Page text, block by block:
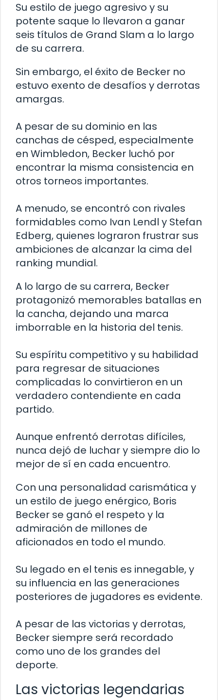
Su estilo de juego agresivo y su
potente saque lo llevaron a ganar
seis títulos de Grand Slam a lo largo
de su carrera.
Sin embargo, el éxito de Becker no
estuvo exento de desafíos y derrotas
amargas.
A pesar de su dominio en las
canchas de césped, especialmente
en Wimbledon, Becker luchó por
encontrar la misma consistencia en
otros torneos importantes.
A menudo, se encontró con rivales
formidables como Ivan Lendl y Stefan
Edberg, quienes lograron frustrar sus
ambiciones de alcanzar la cima del
ranking mundial.
A lo largo de su carrera, Becker
protagonizó memorables batallas en
la cancha, dejando una marca
imborrable en la historia del tenis.
Su espíritu competitivo y su habilidad
para regresar de situaciones
complicadas lo convirtieron en un
verdadero contendiente en cada
partido.
Aunque enfrentó derrotas difíciles,
nunca dejó de luchar y siempre dio lo
mejor de sí en cada encuentro.
Con una personalidad carismática y
un estilo de juego enérgico, Boris
Becker se ganó el respeto y la
admiración de millones de
aficionados en todo el mundo.
Su legado en el tenis es innegable, y
su influencia en las generaciones
posteriores de jugadores es evidente.
A pesar de las victorias y derrotas,
Becker siempre será recordado
como uno de los grandes del
deporte.
Las victorias legendarias